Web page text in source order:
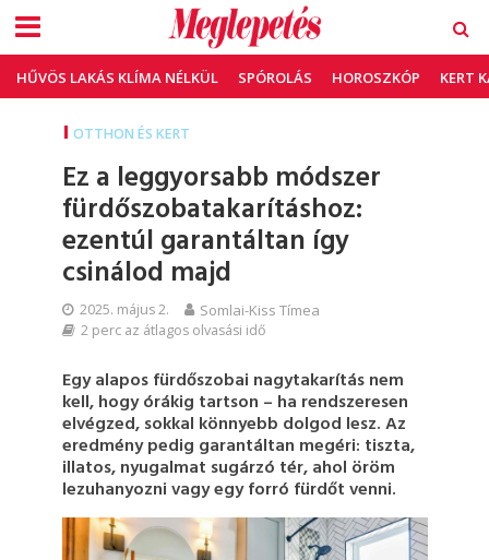
HŰVÖS LAKÁS KLÍMA NÉLKÜL SPÓROLÁS HOROSZKÓP KERT
OTTHON ÉS KERT
Ez a leggyorsabb módszer
fürdőszobatakarításhoz:
ezentúl garantáltan így
csinálod majd
2025. május 2. Somlai-Kiss Tímea
2 perc az átlagos olvasási idő
Egy alapos fürdőszobai nagytakarítás nem
kell, hogy órákig tartson – ha rendszeresen
elvégzed, sokkal könnyebb dolgod lesz. Az
eredmény pedig garantáltan megéri: tiszta,
illatos, nyugalmat sugárzó tér, ahol öröm
lezuhanyozni vagy egy forró fürdőt venni.